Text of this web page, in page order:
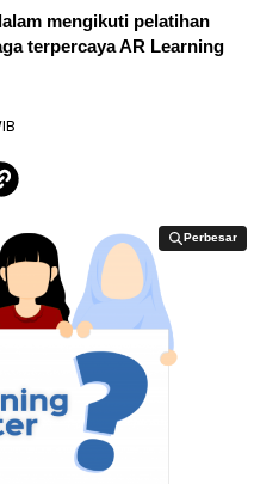
mengikuti pelatihan
terpercaya AR Learning
Perbesar
Perbesar